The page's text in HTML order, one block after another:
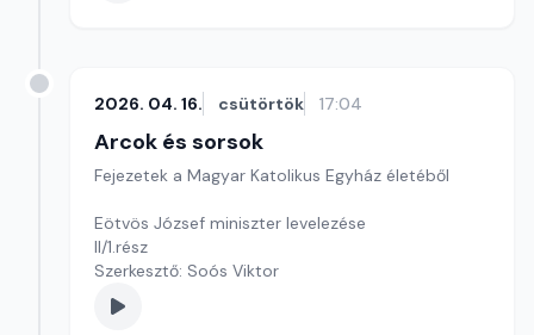
2026. 04. 16. csütörtök 17:04
Arcok és sorsok
Fejezetek a Magyar Katolikus Egyház életéből
Eötvös József miniszter levelezése
II/1.rész
Szerkesztő: Soós Viktor